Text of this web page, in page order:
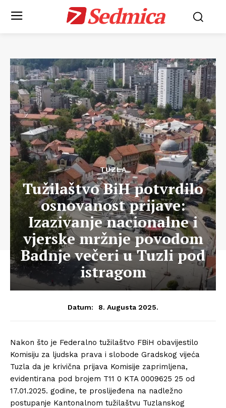
Sedmica
TUZLA
Tužilaštvo BiH potvrdilo
osnovanost prijave:
Izazivanje nacionalne i
vjerske mržnje povodom
Badnje večeri u Tuzli pod
istragom
Datum: 8. Augusta 2025.
Nakon što je Federalno tužilaštvo FBiH obavijestilo
Komisiju za ljudska prava i slobode Gradskog vijeća
Tuzla da je krivična prijava Komisije zaprimljena,
evidentirana pod brojem T11 0 KTA 0009625 25 od
17.01.2025. godine, te proslijeđena na nadležno
postupanje Kantonalnom tužilaštvu Tuzlanskog